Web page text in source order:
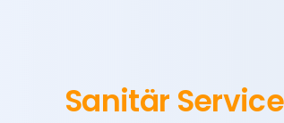
Sanitär